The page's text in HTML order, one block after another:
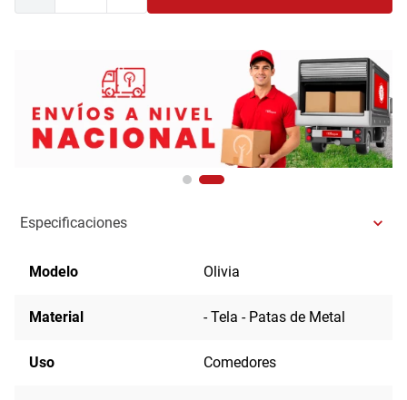
Especificaciones
Modelo Olivia
Material - Tela - Patas de Metal
Uso Comedores